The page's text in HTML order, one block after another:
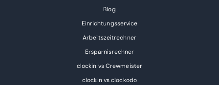
Blog
Einrichtungsservice
Arbeitszeitrechner
Ersparnisrechner
clockin vs Crewmeister
clockin vs clockodo